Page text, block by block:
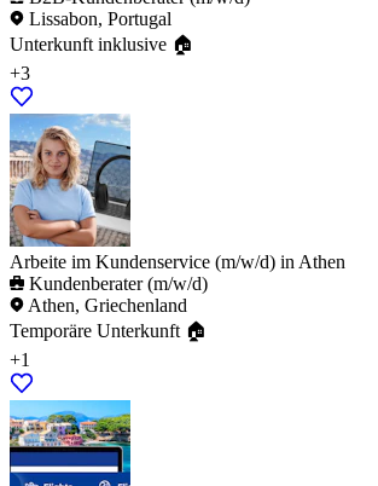
Lissabon, Portugal
Unterkunft inklusive 🏠
+3
Arbeite im Kundenservice (m/w/d) in Athen
Kundenberater (m/w/d)
Athen, Griechenland
Temporäre Unterkunft 🏠
+1